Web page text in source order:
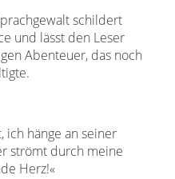
schildert
und lässt den Leser
Abenteuer, das noch
ich hänge an seiner
strömt durch meine
Herz!«